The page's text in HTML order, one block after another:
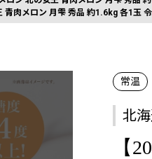
青肉メロン 月雫 秀品 約1.6kg 各1玉
常温
北
【